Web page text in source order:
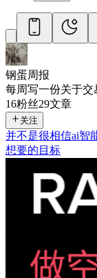
钢蛋周报
每周写一份关于交
16粉丝29文章
关注
并不是很相信ai智
想要的目标